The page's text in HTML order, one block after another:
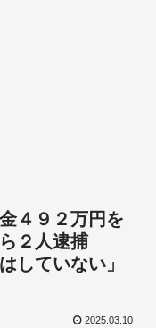
４９２万円を
２人逮捕
していない」
2025.03.10